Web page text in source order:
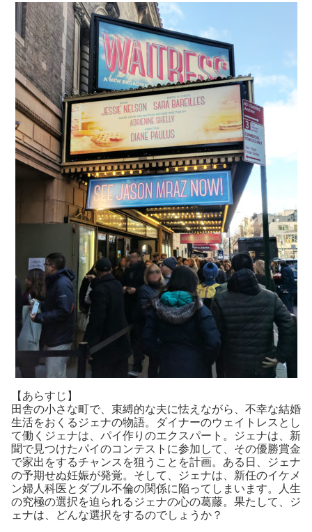
【あらすじ】
田舎の小さな町で、束縛的な夫に怯えながら、不幸な結婚
生活をおくるジェナの物語。ダイナーのウェイトレスとし
て働くジェナは、パイ作りのエクスパート。ジェナは、新
聞で見つけたパイのコンテストに参加して、その優勝賞金
で家出をするチャンスを狙うことを計画。ある日、ジェナ
の予期せぬ妊娠が発覚。そして、ジェナは、新任のイケメ
ン婦人科医とダブル不倫の関係に陥ってしまいます。人生
の究極の選択を迫られるジェナの心の葛藤。果たして、ジ
ェナは、どんな選択をするのでしょうか？